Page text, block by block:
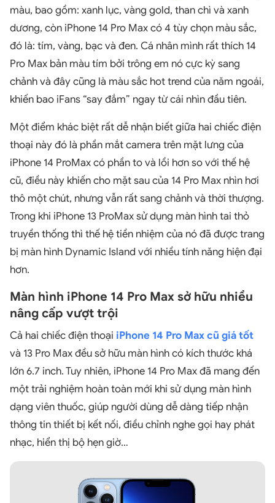
màu, bao gồm: xanh lục, vàng gold, than chì và xanh
dương, còn iPhone 14 Pro Max có 4 tùy chọn màu sắc,
đó là: tím, vàng, bạc và đen. Cá nhân mình rất thích 14
Pro Max bản màu tím bởi trông em nó cực kỳ sang
chảnh và đây cũng là màu sắc hot trend của năm ngoái,
khiến bao iFans “say đắm” ngay từ cái nhìn đầu tiên.
Một điểm khác biệt rất dễ nhận biết giữa hai chiếc điện
thoại này đó là phần mắt camera trên mặt lưng của
iPhone 14 ProMax có phần to và lồi hơn so với thế hệ
cũ, điều này khiến cho mặt sau của 14 Pro Max nhìn hơi
thô một chút, nhưng vẫn rất sang chảnh và thời thượng.
Trong khi iPhone 13 ProMax sử dụng màn hình tai thỏ
truyền thống thì thế hệ tiền nhiệm của nó đã được trang
bị màn hình Dynamic Island với nhiều tính năng hiện đại
hơn.
Màn hình iPhone 14 Pro Max sở hữu nhiều
nâng cấp vượt trội
Cả hai chiếc điện thoại iPhone 14 Pro Max cũ giá tốt
và 13 Pro Max đều sở hữu màn hình có kích thước khá
lớn 6.7 inch. Tuy nhiên, iPhone 14 Pro Max đã mang đến
một trải nghiệm hoàn toàn mới khi sử dụng màn hình
dạng viên thuốc, giúp người dùng dễ dàng tiếp nhận
thông tin thiết bị kết nối, điều chỉnh nghe gọi hay phát
nhạc, hiển thị bộ hẹn giờ…